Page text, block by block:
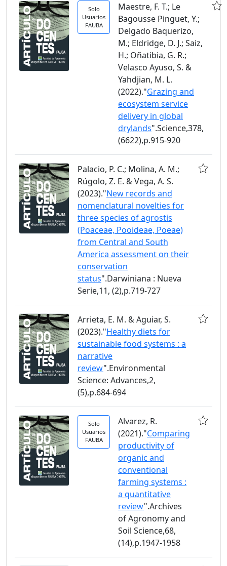
Solo
Usuarios
FAUBA
Maestre, F. T.; Le
Bagousse Pinguet, Y.;
Delgado Baquerizo,
M.; Eldridge, D. J.; Saiz,
H.; Oñatibia, G. R.;
Velasco Ayuso, S. &
Yahdjian, M. L.
(2022)."Grazing and
ecosystem service
delivery in global
drylands".Science,378,
(6622),p.915-920
Palacio, P. C.; Molina, A. M.;
Rúgolo, Z. E. & Vega, A. S.
(2023)."New records and
nomenclatural novelties for
three species of agrostis
(Poaceae, Pooideae, Poeae)
from Central and South
America assessment on their
conservation
status".Darwiniana : Nueva
Serie,11, (2),p.719-727
Arrieta, E. M. & Aguiar, S.
(2023)."Healthy diets for
sustainable food systems : a
narrative
review".Environmental
Science: Advances,2,
(5),p.684-694
Solo
Usuarios
FAUBA
Alvarez, R.
(2021)."Comparing
productivity of
organic and
conventional
farming systems :
a quantitative
review".Archives
of Agronomy and
Soil Science,68,
(14),p.1947-1958